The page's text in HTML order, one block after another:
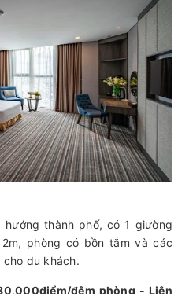
thành phố, có 1 giường
phòng có bồn tắm và các
du khách.
đêm phòng - Liên